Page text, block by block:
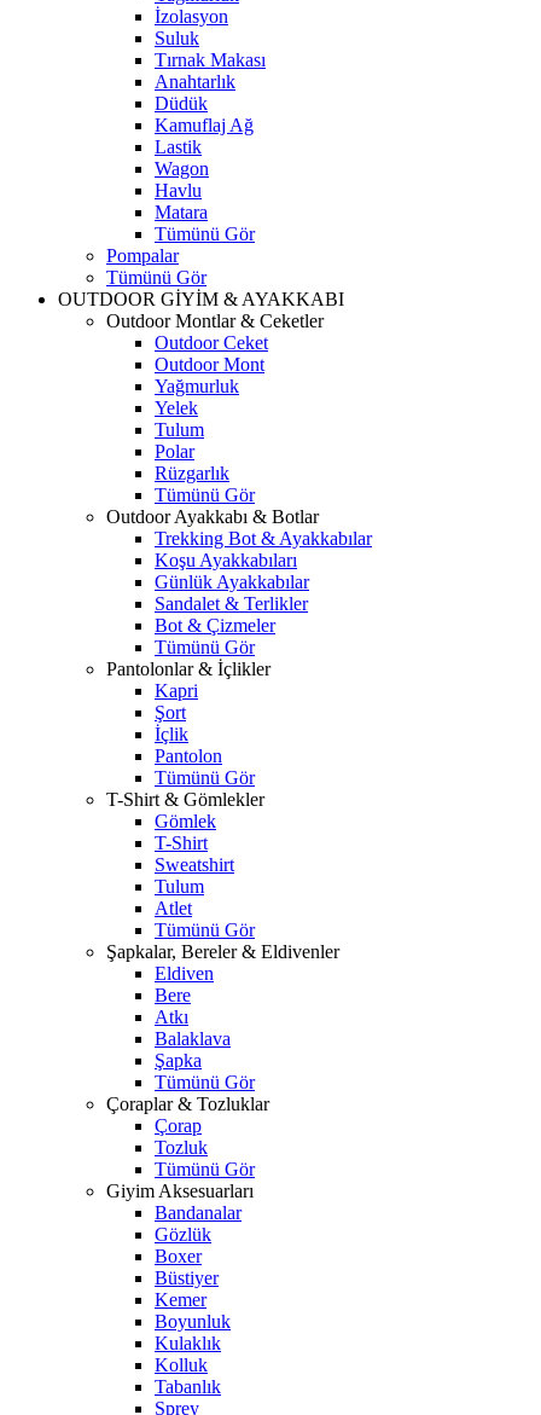
İzolasyon
Suluk
Tırnak Makası
Anahtarlık
Düdük
Kamuflaj Ağ
Lastik
Wagon
Havlu
Matara
Tümünü Gör
Pompalar
Tümünü Gör
OUTDOOR GİYİM & AYAKKABI
Outdoor Montlar & Ceketler
Outdoor Ceket
Outdoor Mont
Yağmurluk
Yelek
Tulum
Polar
Rüzgarlık
Tümünü Gör
Outdoor Ayakkabı & Botlar
Trekking Bot & Ayakkabılar
Koşu Ayakkabıları
Günlük Ayakkabılar
Sandalet & Terlikler
Bot & Çizmeler
Tümünü Gör
Pantolonlar & İçlikler
Kapri
Şort
İçlik
Pantolon
Tümünü Gör
T-Shirt & Gömlekler
Gömlek
T-Shirt
Sweatshirt
Tulum
Atlet
Tümünü Gör
Şapkalar, Bereler & Eldivenler
Eldiven
Bere
Atkı
Balaklava
Şapka
Tümünü Gör
Çoraplar & Tozluklar
Çorap
Tozluk
Tümünü Gör
Giyim Aksesuarları
Bandanalar
Gözlük
Boxer
Büstiyer
Kemer
Boyunluk
Kulaklık
Kolluk
Tabanlık
Sprey